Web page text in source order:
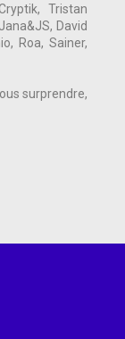
Tristan
David
Roa, Sainer,
surprendre,